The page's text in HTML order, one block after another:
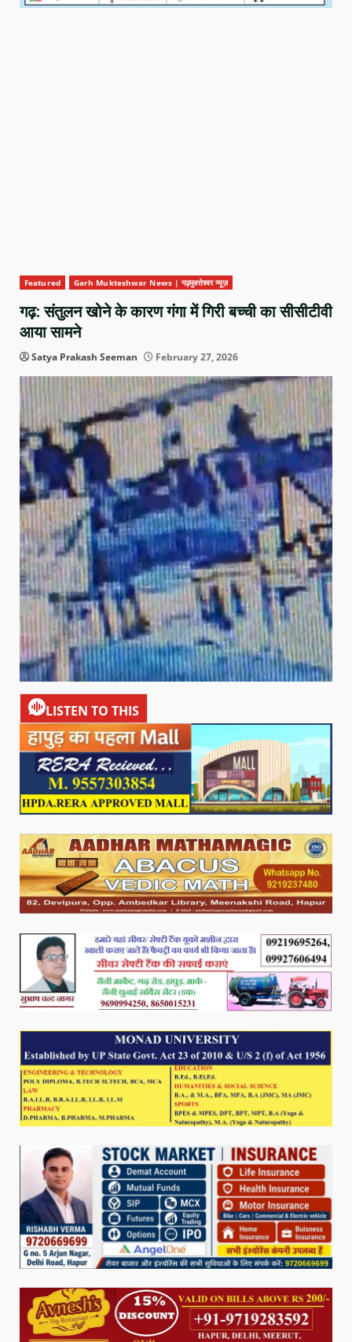
Featured Garh Mukteshwar News | गढ़मुक्तेश्वर न्यूज़
गढ़: संतुलन खोने के कारण गंगा में गिरी बच्ची का सीसीटीवी
आया सामने
Satya Prakash Seeman February 27, 2026
LISTEN TO THIS